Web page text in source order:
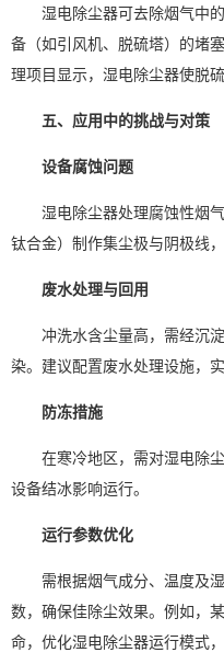
湿电除尘器可去除烟气中
备（如引风机、脱硫塔）的堵
理项目显示，湿电除尘器使脱
五、应用中的挑战与对策
设备腐蚀问题
湿电除尘器处理腐蚀性烟
钛合金）制作集尘极与阴极线
废水处理与回用
冲洗水含尘量高，需经沉
染。建议配置废水处理设施，
防冻措施
在寒冷地区，需对湿电除
设备结冰影响运行。
运行参数优化
需根据烟气成分、温度及
数，确保佳除尘效果。例如，
命，优化湿电除尘器运行模式